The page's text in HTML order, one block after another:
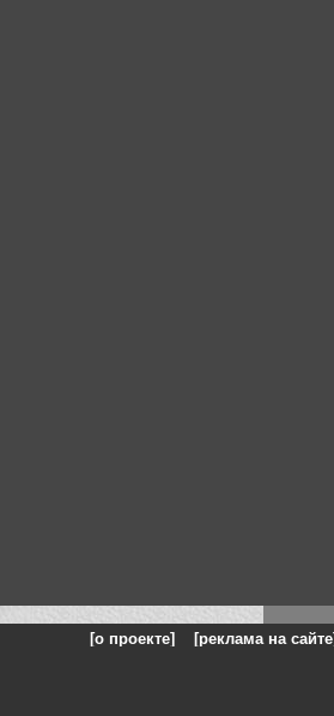
[о проекте] [реклама на сайте]